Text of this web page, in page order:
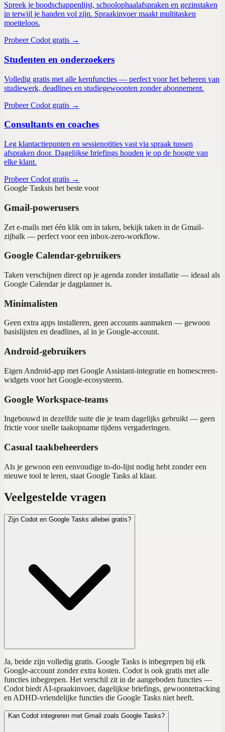
Spreek je boodschappenlijst, schoolophaalafspraken en gezinstaken
in terwijl je handen vol zijn. Spraakinvoer maakt multitasken
moeiteloos.
Probeer Codot gratis →
Studenten en onderzoekers
Volledig gratis met alle kernfuncties — perfect voor het beheren van
studiewerk, deadlines en studiegewoonten zonder abonnement.
Probeer Codot gratis →
Consultants en coaches
Leg klantactiepunten en sessienotities vast via spraak tussen
afspraken door. Dagelijkse briefings houden je op de hoogte van
elke klant.
Probeer Codot gratis →
Google Tasksis het beste voor
Gmail-powerusers
Zet e-mails met één klik om in taken, bekijk taken in de Gmail-
zijbalk — perfect voor een inbox-zero-workflow.
Google Calendar-gebruikers
Taken verschijnen direct op je agenda zonder installatie — ideaal als
Google Calendar je dagplanner is.
Minimalisten
Geen extra apps installeren, geen accounts aanmaken — gewoon
basislijsten en deadlines, al in je Google-account.
Android-gebruikers
Eigen Android-app met Google Assistant-integratie en homescreen-
widgets voor het Google-ecosysteem.
Google Workspace-teams
Ingebouwd in dezelfde suite die je team dagelijks gebruikt — geen
frictie voor snelle taakopname tijdens vergaderingen.
Casual taakbeheerders
Als je gewoon een eenvoudige to-do-lijst nodig hebt zonder een
nieuwe tool te leren, staat Google Tasks al klaar.
Veelgestelde vragen
Zijn Codot en Google Tasks allebei gratis?
Ja, beide zijn volledig gratis. Google Tasks is inbegrepen bij elk
Google-account zonder extra kosten. Codot is ook gratis met alle
functies inbegrepen. Het verschil zit in de aangeboden functies —
Codot biedt AI-spraakinvoer, dagelijkse briefings, gewoontetracking
en ADHD-vriendelijke functies die Google Tasks niet heeft.
Kan Codot integreren met Gmail zoals Google Tasks?